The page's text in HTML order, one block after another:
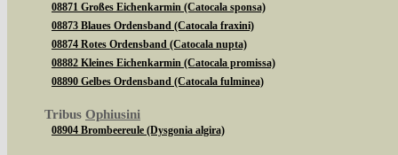
08871 Großes Eichenkarmin (Catocala sponsa)
08873 Blaues Ordensband (Catocala fraxini)
08874 Rotes Ordensband (Catocala nupta)
08882 Kleines Eichenkarmin (Catocala promissa)
08890 Gelbes Ordensband (Catocala fulminea)
Tribus Ophiusini
08904 Brombeereule (Dysgonia algira)